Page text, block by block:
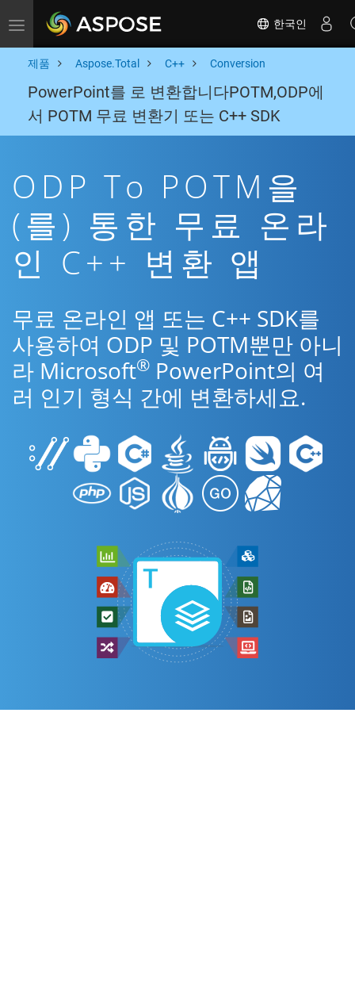
Toggle navigation 한국인
제품 Aspose.Total C++ Conversion
PowerPoint를 로 변환합니다POTM,ODP에
서 POTM 무료 변환기 또는 C++ SDK
ODP To POTM을
(를) 통한 무료 온라
인 C++ 변환 앱
무료 온라인 앱 또는 C++ SDK를
사용하여 ODP 및 POTM뿐만 아니
라 Microsoft® PowerPoint의 여
러 인기 형식 간에 변환하세요.